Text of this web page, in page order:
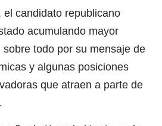
el candidato republicano
acumulando mayor
todo por su mensaje de
y algunas posiciones
que atraen a parte de